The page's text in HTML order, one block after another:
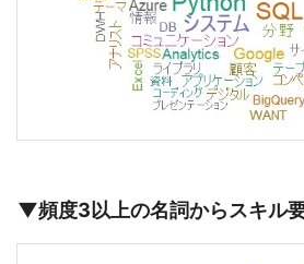
▼頻度3以上の名詞からスキル